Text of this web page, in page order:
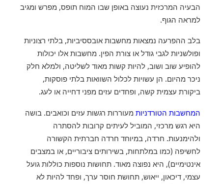
הבעיה המרכזית נעוצה באופן שבו המוח תופס, מפרש ומגיב
למראה הגוף.
בלב ההפרעה נמצאות מחשבות אובססיביות, בלתי רצוניות
ופולשניות לגבי גודל או צורת הפין. מחשבות אלו יכולות
להופיע שוב ושוב, להיות קשות מאוד לשליטה, ולמלא חלק
ניכר מהיום. הן עשויות לכלול השוואות בלתי פוסקות,
ביקורת עצמית קשה, ופחדים עזים מפני דחייה או לעג.
המחשבות הטורדניות מעוררות רגשות עזים וכואבים. בושה
היא רגש מרכזי, המוביל לעיתים קרובות להסתרה
ולהימנעות. חרדה, במיוחד חרדה חברתית הקשורה
לחשיפה (כמו במלתחות, בשירותים ציבוריים, או במצבים
אינטימיים), היא נפוצה מאוד. תחושות נוספות כוללות גועל
עצמי, דיכאון, ייאוש, תחושת חוסר ערך, ופחד להיות לא